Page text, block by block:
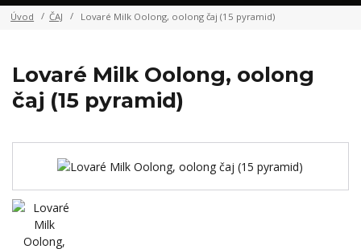
Úvod ČAJ Lovaré Milk Oolong, oolong čaj (15 pyramid)
Lovaré Milk Oolong, oolong
čaj (15 pyramid)